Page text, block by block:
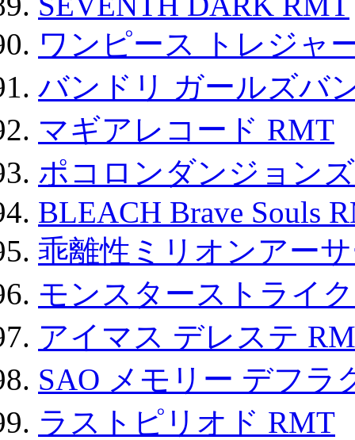
ワンピース トレジャ
バンドリ ガールズバ
マギアレコード RMT
ポコロンダンジョン
BLEACH Brave Souls
乖離性ミリオンアー
モンスターストライ
アイマス デレステ
SAO メモリー デフラ
ラストピリオド RMT